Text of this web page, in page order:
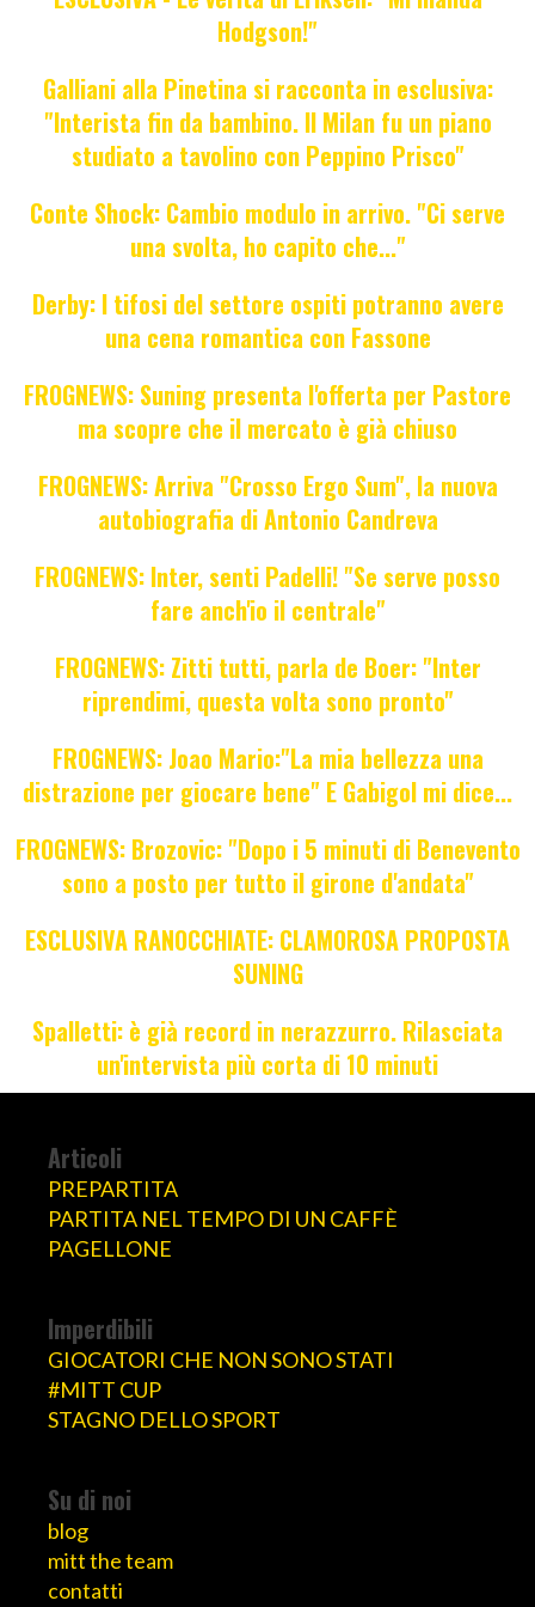
Hodgson!"
Galliani alla Pinetina si racconta in esclusiva:
"Interista fin da bambino. Il Milan fu un piano
studiato a tavolino con Peppino Prisco"
Conte Shock: Cambio modulo in arrivo. "Ci serve
una svolta, ho capito che..."
Derby: I tifosi del settore ospiti potranno avere
una cena romantica con Fassone
FROGNEWS: Suning presenta l'offerta per Pastore
ma scopre che il mercato è già chiuso
FROGNEWS: Arriva "Crosso Ergo Sum", la nuova
autobiografia di Antonio Candreva
FROGNEWS: Inter, senti Padelli! "Se serve posso
fare anch'io il centrale"
FROGNEWS: Zitti tutti, parla de Boer: "Inter
riprendimi, questa volta sono pronto"
FROGNEWS: Joao Mario:"La mia bellezza una
distrazione per giocare bene" E Gabigol mi dice...
FROGNEWS: Brozovic: "Dopo i 5 minuti di Benevento
sono a posto per tutto il girone d'andata"
ESCLUSIVA RANOCCHIATE: CLAMOROSA PROPOSTA
SUNING
Spalletti: è già record in nerazzurro. Rilasciata
un'intervista più corta di 10 minuti
Articoli
PREPARTITA
PARTITA NEL TEMPO DI UN CAFFÈ
PAGELLONE
Imperdibili
GIOCATORI CHE NON SONO STATI
#MITT CUP
STAGNO DELLO SPORT
Su di noi
blog
mitt the team
contatti